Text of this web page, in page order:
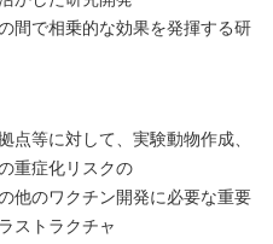
間で相乗的な効果を発揮する研
等に対して、実験動物作成、
重症化リスクの
他のワクチン開発に必要な重要
ストラクチャ